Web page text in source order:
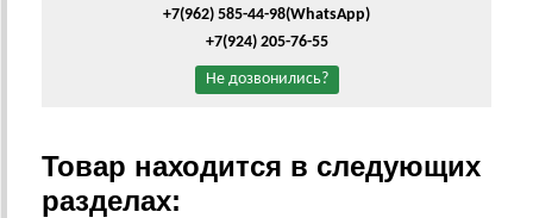
+7(962) 585-44-98(WhatsApp)
+7(924) 205-76-55
Не дозвонились?
Товар находится в следующих
разделах: